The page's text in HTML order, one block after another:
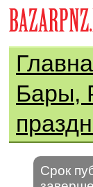
Бары,
Срок